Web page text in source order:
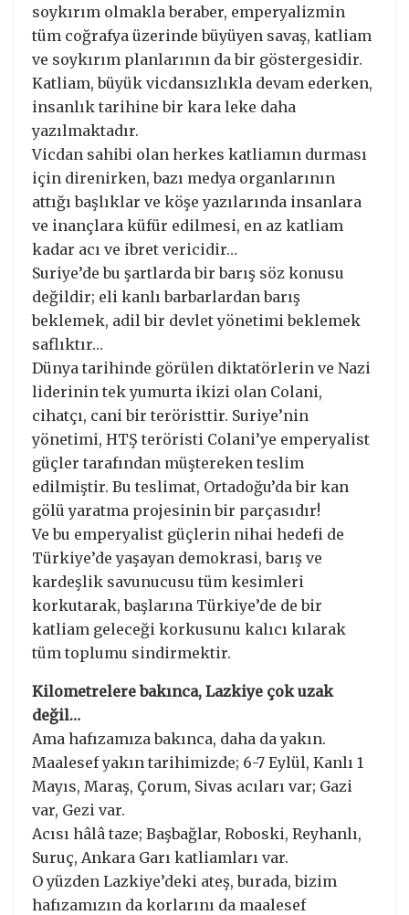
soykırım olmakla beraber, emperyalizmin
tüm coğrafya üzerinde büyüyen savaş, katliam
ve soykırım planlarının da bir göstergesidir.
Katliam, büyük vicdansızlıkla devam ederken,
insanlık tarihine bir kara leke daha
yazılmaktadır.
Vicdan sahibi olan herkes katliamın durması
için direnirken, bazı medya organlarının
attığı başlıklar ve köşe yazılarında insanlara
ve inançlara küfür edilmesi, en az katliam
kadar acı ve ibret vericidir…
Suriye’de bu şartlarda bir barış söz konusu
değildir; eli kanlı barbarlardan barış
beklemek, adil bir devlet yönetimi beklemek
saflıktır…
Dünya tarihinde görülen diktatörlerin ve Nazi
liderinin tek yumurta ikizi olan Colani,
cihatçı, cani bir teröristtir. Suriye’nin
yönetimi, HTŞ teröristi Colani’ye emperyalist
güçler tarafından müştereken teslim
edilmiştir. Bu teslimat, Ortadoğu’da bir kan
gölü yaratma projesinin bir parçasıdır!
Ve bu emperyalist güçlerin nihai hedefi de
Türkiye’de yaşayan demokrasi, barış ve
kardeşlik savunucusu tüm kesimleri
korkutarak, başlarına Türkiye’de de bir
katliam geleceği korkusunu kalıcı kılarak
tüm toplumu sindirmektir.
Kilometrelere bakınca, Lazkiye çok uzak
değil…
Ama hafızamıza bakınca, daha da yakın.
Maalesef yakın tarihimizde; 6-7 Eylül, Kanlı 1
Mayıs, Maraş, Çorum, Sivas acıları var; Gazi
var, Gezi var.
Acısı hâlâ taze; Başbağlar, Roboski, Reyhanlı,
Suruç, Ankara Garı katliamları var.
O yüzden Lazkiye’deki ateş, burada, bizim
hafızamızın da korlarını da maalesef